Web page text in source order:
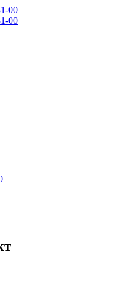
00
00